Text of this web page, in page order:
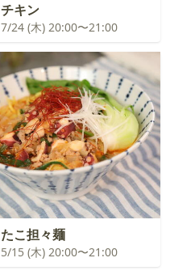
チキン
7/24 (木) 20:00〜21:00
たこ担々麺
5/15 (木) 20:00〜21:00